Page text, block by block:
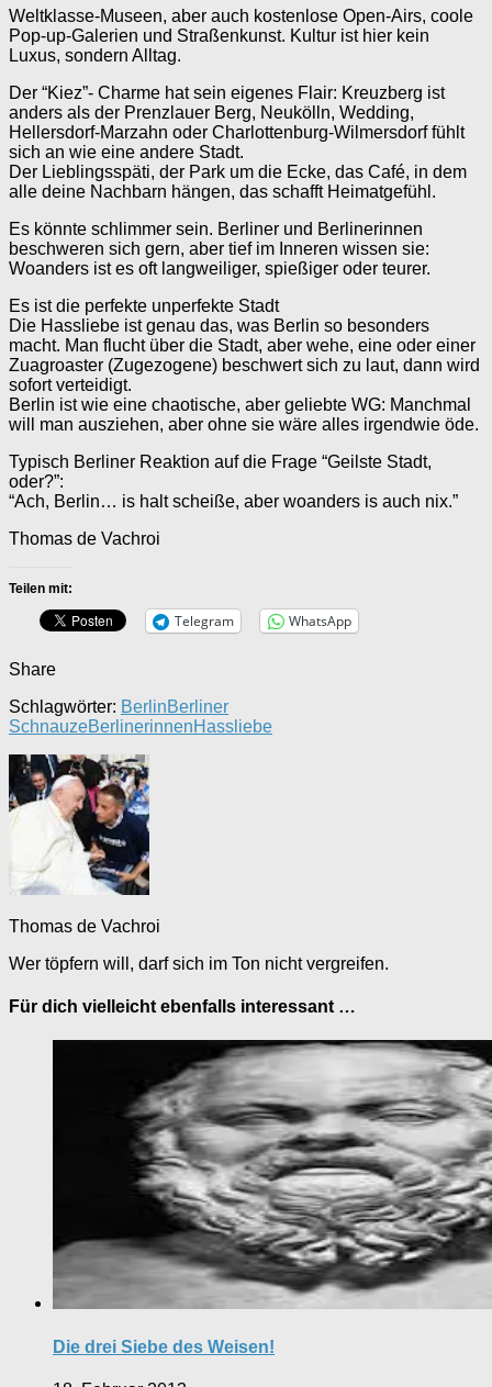
Weltklasse-Museen, aber auch kostenlose Open-Airs, coole
Pop-up-Galerien und Straßenkunst. Kultur ist hier kein
Luxus, sondern Alltag.
Der “Kiez”- Charme hat sein eigenes Flair: Kreuzberg ist
anders als der Prenzlauer Berg, Neukölln, Wedding,
Hellersdorf-Marzahn oder Charlottenburg-Wilmersdorf fühlt
sich an wie eine andere Stadt.
Der Lieblingsspäti, der Park um die Ecke, das Café, in dem
alle deine Nachbarn hängen, das schafft Heimatgefühl.
Es könnte schlimmer sein. Berliner und Berlinerinnen
beschweren sich gern, aber tief im Inneren wissen sie:
Woanders ist es oft langweiliger, spießiger oder teurer.
Es ist die perfekte unperfekte Stadt
Die Hassliebe ist genau das, was Berlin so besonders
macht. Man flucht über die Stadt, aber wehe, eine oder einer
Zuagroaster (Zugezogene) beschwert sich zu laut, dann wird
sofort verteidigt.
Berlin ist wie eine chaotische, aber geliebte WG: Manchmal
will man ausziehen, aber ohne sie wäre alles irgendwie öde.
Typisch Berliner Reaktion auf die Frage “Geilste Stadt,
oder?”:
“Ach, Berlin… is halt scheiße, aber woanders is auch nix.”
Thomas de Vachroi
Teilen mit:
Telegram WhatsApp
Share
Schlagwörter: BerlinBerliner
SchnauzeBerlinerinnenHassliebe
Thomas de Vachroi
Wer töpfern will, darf sich im Ton nicht vergreifen.
Für dich vielleicht ebenfalls interessant …
Die drei Siebe des Weisen!